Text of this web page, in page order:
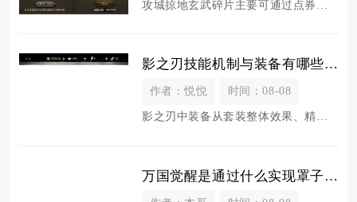
影之刃技能机制与装备有哪些关联
作者：悦悦 时间：08-08
影之刃中装备从套装整体效果、精细化词条属性、刻印赋能三个维度深度绑定技能的释放逻辑、资源消
万国觉醒是通过什么实现罩子一直打开的